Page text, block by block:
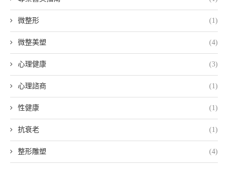
微整形 (1)
微整美塑 (4)
心理健康 (3)
心理諮商 (1)
性健康 (1)
抗衰老 (1)
整形雕塑 (4)